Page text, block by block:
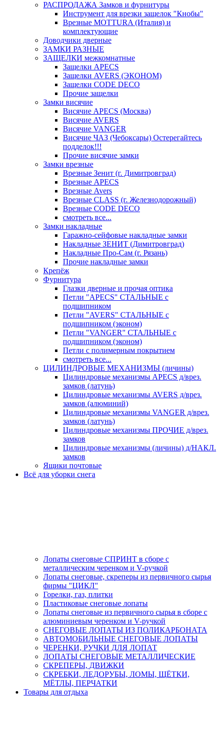
РАСПРОДАЖА Замков и фурнитуры
Инструмент для врезки защелок "Кнобы"
Врезные MOTTURA (Италия) и
комплектующие
Доводчики дверные
ЗАМКИ РАЗНЫЕ
ЗАЩЕЛКИ межкомнатные
Защелки APECS
Защелки AVERS (ЭКОНОМ)
Защелки CODE DECO
Прочие защелки
Замки висячие
Висячие APECS (Москва)
Висячие AVERS
Висячие VANGER
Висячие ЧАЗ (Чебоксары) Остерегайтесь
подделок!!!
Прочие висячие замки
Замки врезные
Врезные Зенит (г. Димитровград)
Врезные APECS
Врезные Avers
Врезные CLASS (г. Железнодорожный)
Врезные CODE DECO
смотреть все...
Замки накладные
Гаражно-сейфовые накладные замки
Накладные ЗЕНИТ (Димитровград)
Накладные Про-Сам (г. Рязань)
Прочие накладные замки
Крепёж
Фурнитура
Глазки дверные и прочая оптика
Петли "APECS" СТАЛЬНЫЕ с
подшипником
Петли "AVERS" СТАЛЬНЫЕ с
подшипником (эконом)
Петли "VANGER" СТАЛЬНЫЕ с
подшипником (эконом)
Петли с полимерным покрытием
смотреть все...
ЦИЛИНДРОВЫЕ МЕХАНИЗМЫ (личины)
Цилиндровые механизмы APECS д/врез.
замков (латунь)
Цилиндровые механизмы AVERS д/врез.
замков (алюминий)
Цилиндровые механизмы VANGER д/врез.
замков (латунь)
Цилиндровые механизмы ПРОЧИЕ д/врез.
замков
Цилиндровые механизмы (личины) д/НАКЛ.
замков
Ящики почтовые
Всё для уборки снега
Лопаты снеговые СПРИНТ в сборе с
металлическим черенком и V-ручкой
Лопаты снеговые, скреперы из первичного сырья
фирмы "ЦИКЛ"
Горелки, газ, плитки
Пластиковые снеговые лопаты
Лопаты снеговые из первичного сырья в сборе с
алюминиевым черенком и V-ручкой
СНЕГОВЫЕ ЛОПАТЫ ИЗ ПОЛИКАРБОНАТА
АВТОМОБИЛЬНЫЕ СНЕГОВЫЕ ЛОПАТЫ
ЧЕРЕНКИ, РУЧКИ ДЛЯ ЛОПАТ
ЛОПАТЫ СНЕГОВЫЕ МЕТАЛЛИЧЕСКИЕ
СКРЕПЕРЫ, ДВИЖКИ
СКРЕБКИ, ЛЕДОРУБЫ, ЛОМЫ, ЩЁТКИ,
МЁТЛЫ, ПЕРЧАТКИ
Товары для отдыха